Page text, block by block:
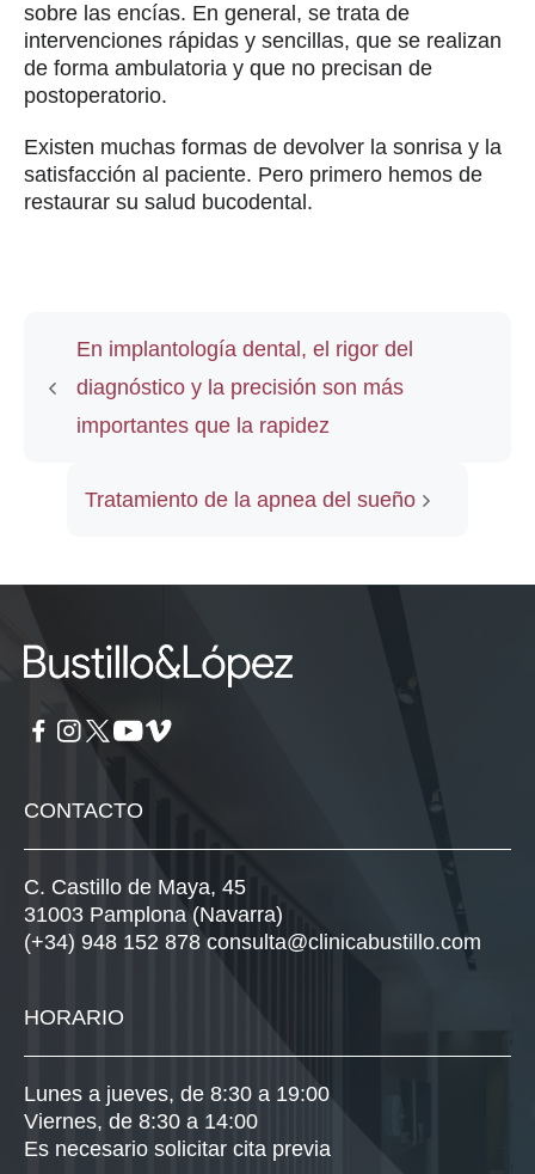
sobre las encías. En general, se trata de
intervenciones rápidas y sencillas, que se realizan
de forma ambulatoria y que no precisan de
postoperatorio.
Existen muchas formas de devolver la sonrisa y la
satisfacción al paciente. Pero primero hemos de
restaurar su salud bucodental.
En implantología dental, el rigor del
diagnóstico y la precisión son más
importantes que la rapidez
Tratamiento de la apnea del sueño
CONTACTO
C. Castillo de Maya, 45
31003 Pamplona (Navarra)
(+34) 948 152 878 consulta@clinicabustillo.com
HORARIO
Lunes a jueves, de 8:30 a 19:00
Viernes, de 8:30 a 14:00
Es necesario solicitar cita previa